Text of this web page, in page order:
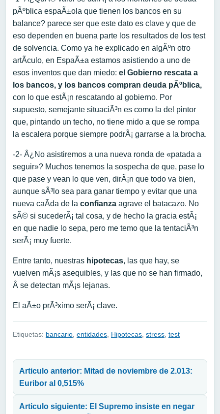
pÃºblica espaÃ±ola que tienen los bancos en su
balance? parece ser que este dato es clave y que de
eso dependen en buena parte los resultados de los test
de solvencia. Como ya he explicado en algÃºn otro
artÃ­culo, en EspaÃ±a estamos asistiendo a uno de
esos inventos que dan miedo: el Gobierno rescata a
los bancos, y los bancos compran deuda pÃºblica,
con lo que estÃ¡n rescatando al gobierno. Por
supuesto, semejante situaciÃ³n es como la del pintor
que, pintando un techo, no tiene mido a que se rompa
la escalera porque siempre podrÃ¡ garrarse a la brocha.
-2- Â¿No asistiremos a una nueva ronda de «patada a
seguir»? Muchos tenemos la sospecha de que, pase lo
que pase y vean lo que ven, dirÃ¡n que todo va bien,
aunque sÃ³lo sea para ganar tiempo y evitar que una
nueva caÃ­da de la confianza agrave el batacazo. No
sÃ© si sucederÃ¡ tal cosa, y de hecho la gracia estÃ¡
en que nadie lo sepa, pero me temo que la tentaciÃ³n
serÃ¡ muy fuerte.
Entre tanto, nuestras hipotecas, las que hay, se
vuelven mÃ¡s asequibles, y las que no se han firmado,
Â se detectan mÃ¡s lejanas.
El aÃ±o prÃ³ximo serÃ¡ clave.
Etiquetas: bancario entidades Hipotecas stress test
Articulo anterior: Mitad de noviembre de 2.013:
Euribor al 0,515%
Articulo siguiente: El Supremo insiste en negar